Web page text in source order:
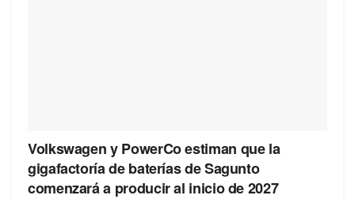
Volkswagen y PowerCo estiman que la
gigafactoría de baterías de Sagunto
comenzará a producir al inicio de 2027